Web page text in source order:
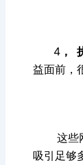
4 ，
益面前，
这些网
吸引足够